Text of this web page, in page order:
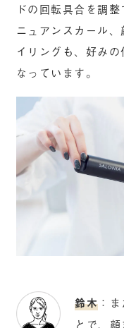
ドの回転具合を調
ニュアンスカール
イリングも、好み
なっています。
鈴木 ：
とで、